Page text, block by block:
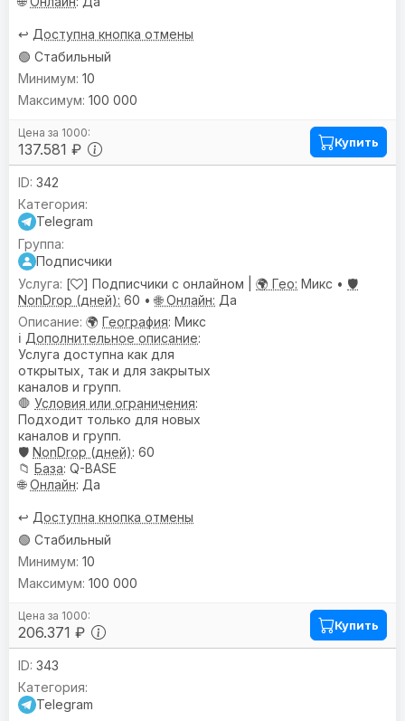
↩️ Доступна кнопка отмены
🟢 Стабильный
137.581 ₽
10
100 000
Купить
342
Telegram
Подписчики
[
] Подписчики с онлайном | 🌍 Гео: Микс • 🛡️
NonDrop (дней): 60 •🌐 Онлайн: Да
🌍 География: Микс
ℹ️ Дополнительное описание:
Услуга доступна как для
открытых, так и для закрытых
каналов и групп.
🛑 Условия или ограничения:
Подходит только для новых
каналов и групп.
🛡️ NonDrop (дней): 60
📁 База: Q-BASE
🌐Онлайн: Да
↩️ Доступна кнопка отмены
🟢 Стабильный
206.371 ₽
10
100 000
Купить
343
Telegram